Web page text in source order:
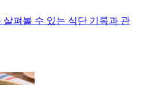
펴볼 수 있는 식단 기록과 관